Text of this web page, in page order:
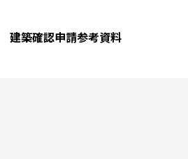
建築確認申請参考資料